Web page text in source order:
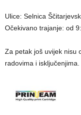
Ulice: Selnica
Očekivano trajanje: od
Za petak još uvijek nisu
radovima i isključenjima.